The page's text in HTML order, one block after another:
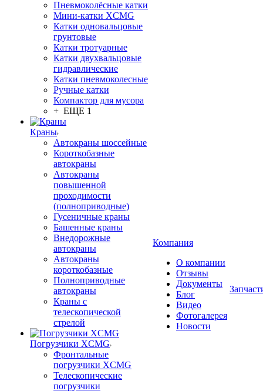
Пневмоколёсные катки
Мини-катки XCMG
Катки одновальцовые
грунтовые
Катки тротуарные
Катки двухвальцовые
гидравлические
Катки пневмоколесные
Ручные катки
Компактор для мусора
+ ЕЩЕ 1
Краны
Автокраны шоссейные
Короткобазные
автокраны
Автокраны
повышенной
проходимости
(полноприводные)
Гусеничные краны
Башенные краны
Внедорожные
автокраны
Автокраны
короткобазные
Полноприводные
автокраны
Краны с
телескопической
стрелой
Погрузчики XCMG
Фронтальные
погрузчики XCMG
Телескопические
погрузчики
Компания
О компании
Отзывы
Документы
Блог
Видео
Фотогалерея
Новости